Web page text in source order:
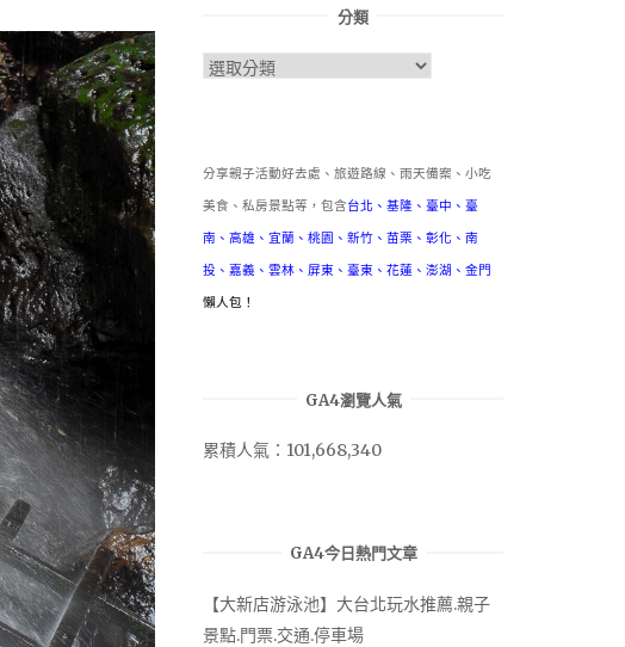
分類
分
分享親子活動好去處、旅遊路線、雨天備案、小吃
美食、私房景點等，包含台北 、 基隆 、 臺中 、 臺
南 、 高雄 、 宜蘭 、 桃園 、 新竹 、 苗栗 、 彰化 、 南
投 、 嘉義 、 雲林 、 屏東 、 臺東 、 花蓮 、 澎湖 、 金門
懶人包！
GA4瀏覽人氣
累積人氣：101,668,340
GA4今日熱門文章
【大新店游泳池】大台北玩水推薦.親子
景點.門票.交通.停車場